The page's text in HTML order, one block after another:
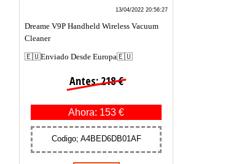
13/04/2022 20:56:27
Dreame V9P Handheld Wireless Vacuum
Cleaner
🇪🇺Enviado Desde Europa🇪🇺
Antes: 218 €
Ahora: 153 €
Codigo; A4BED6DB01AF